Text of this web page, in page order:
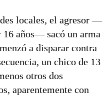
locales, el agresor —
16 años— sacó un arma
a disparar contra
un chico de 13
otros dos
aparentemente con